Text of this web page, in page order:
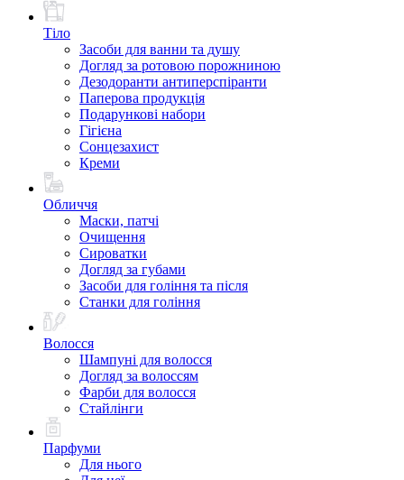
Тіло
Засоби для ванни та душу
Догляд за ротовою порожниною
Дезодоранти антиперспіранти
Паперова продукція
Подарункові набори
Гігієна
Сонцезахист
Креми
Обличчя
Маски, патчі
Очищення
Сироватки
Догляд за губами
Засоби для гоління та після
Станки для гоління
Волосся
Шампуні для волосся
Догляд за волоссям
Фарби для волосся
Стайлінги
Парфуми
Для нього